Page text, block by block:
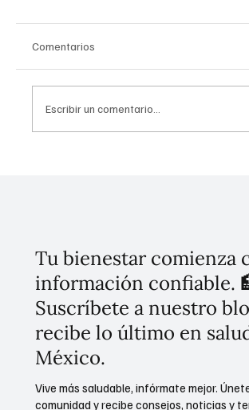
Comentarios
Escribir un comentario...
Tu bienestar comienza
información confiable.
Suscríbete a nuestro
recibe lo último en
México.
Vive más saludable, infórmate mejor.
comunidad y recibe consejos, noticias y